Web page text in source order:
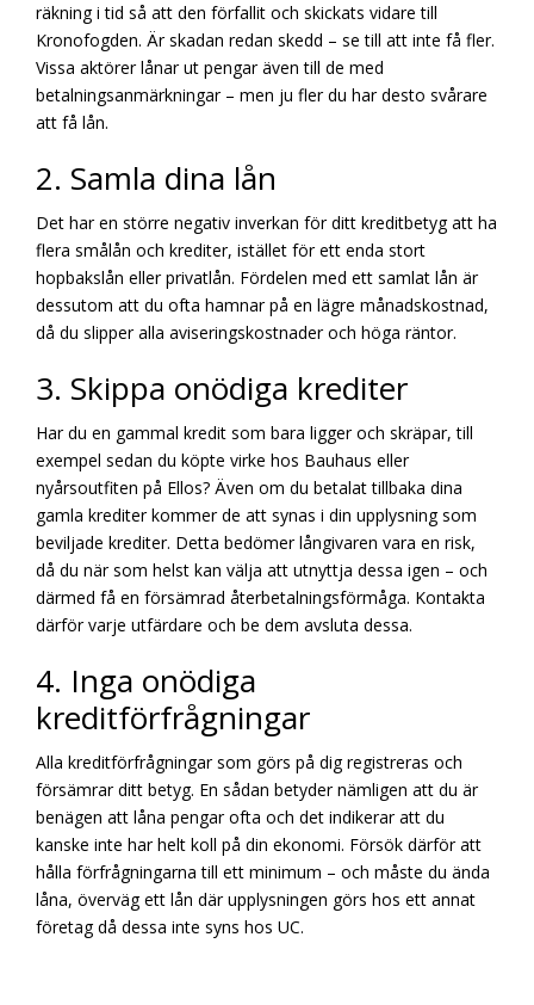
räkning i tid så att den förfallit och skickats vidare till
Kronofogden. Är skadan redan skedd – se till att inte få fler.
Vissa aktörer lånar ut pengar även till de med
betalningsanmärkningar – men ju fler du har desto svårare
att få lån.
2. Samla dina lån
Det har en större negativ inverkan för ditt kreditbetyg att ha
flera smålån och krediter, istället för ett enda stort
hopbakslån eller privatlån. Fördelen med ett samlat lån är
dessutom att du ofta hamnar på en lägre månadskostnad,
då du slipper alla aviseringskostnader och höga räntor.
3. Skippa onödiga krediter
Har du en gammal kredit som bara ligger och skräpar, till
exempel sedan du köpte virke hos Bauhaus eller
nyårsoutfiten på Ellos? Även om du betalat tillbaka dina
gamla krediter kommer de att synas i din upplysning som
beviljade krediter. Detta bedömer långivaren vara en risk,
då du när som helst kan välja att utnyttja dessa igen – och
därmed få en försämrad återbetalningsförmåga. Kontakta
därför varje utfärdare och be dem avsluta dessa.
4. Inga onödiga
kreditförfrågningar
Alla kreditförfrågningar som görs på dig registreras och
försämrar ditt betyg. En sådan betyder nämligen att du är
benägen att låna pengar ofta och det indikerar att du
kanske inte har helt koll på din ekonomi. Försök därför att
hålla förfrågningarna till ett minimum – och måste du ända
låna, överväg ett lån där upplysningen görs hos ett annat
företag då dessa inte syns hos UC.